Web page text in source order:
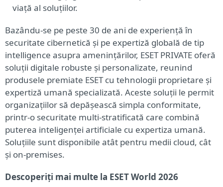
viață al soluțiilor.
Bazându-se pe peste 30 de ani de experiență în
securitate cibernetică și pe expertiză globală de tip
intelligence asupra amenințărilor, ESET PRIVATE oferă
soluții digitale robuste și personalizate, reunind
produsele premiate ESET cu tehnologii proprietare și
expertiză umană specializată. Aceste soluții le permit
organizațiilor să depășească simpla conformitate,
printr-o securitate multi-stratificată care combină
puterea inteligenței artificiale cu expertiza umană.
Soluțiile sunt disponibile atât pentru medii cloud, cât
și on-premises.
Descoperiți mai multe la ESET World 2026